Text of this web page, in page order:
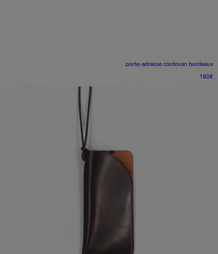
porte-adresse cordovan bordeaux
180€